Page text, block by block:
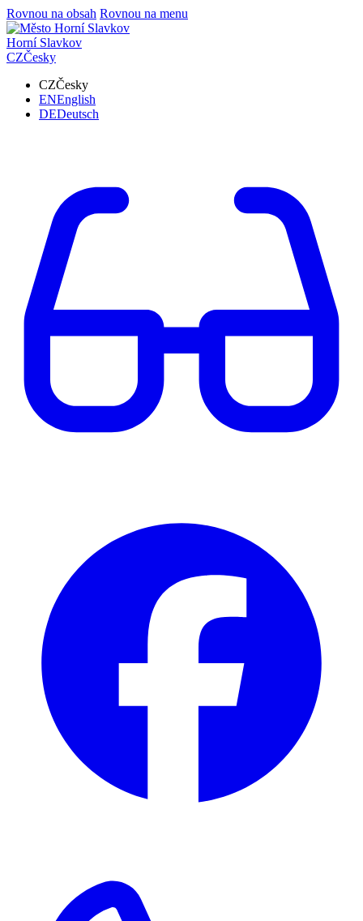
Rovnou na obsah Rovnou na menu
Horní Slavkov
CZČesky
CZČesky
ENEnglish
DEDeutsch